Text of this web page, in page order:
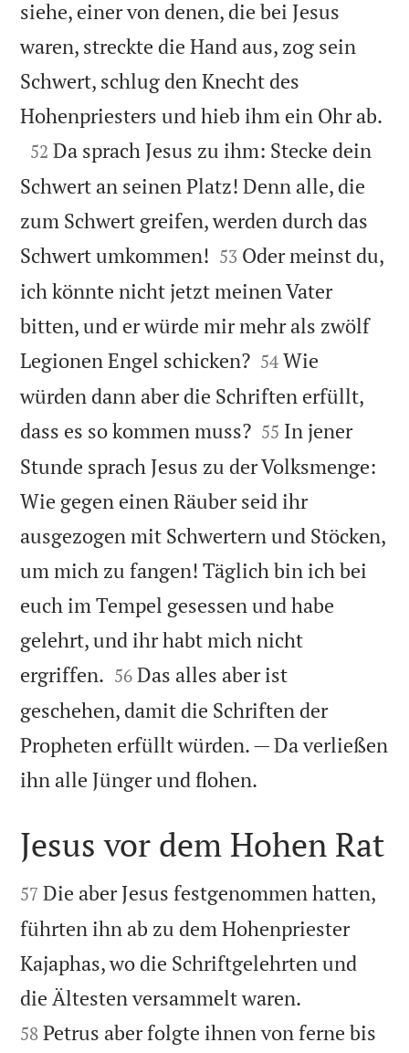
siehe, einer von denen, die bei Jesus
waren, streckte die Hand aus, zog sein
Schwert, schlug den Knecht des
Hohenpriesters und hieb ihm ein Ohr ab.

52 Da sprach Jesus zu ihm: Stecke dein
Schwert an seinen Platz! Denn alle, die
zum Schwert greifen, werden durch das
Schwert umkommen! 

53 Oder meinst du,
ich könnte nicht jetzt meinen Vater
bitten, und er würde mir mehr als zwölf
Legionen Engel schicken?
54 Wie
würden dann aber die Schriften erfüllt,
dass es so kommen muss?
55 In jener
Stunde sprach Jesus zu der Volksmenge:
Wie gegen einen Räuber seid ihr
ausgezogen mit Schwertern und Stöcken,
um mich zu fangen! Täglich bin ich bei
euch im Tempel gesessen und habe
gelehrt, und ihr habt mich nicht
ergriffen. 

56 Das alles aber ist
geschehen, damit die Schriften der
Propheten erfüllt würden. — Da verließen
ihn alle Jünger und flohen.

Jesus vor dem Hohen Rat

57 Die aber Jesus festgenommen hatten,
führten ihn ab zu dem Hohenpriester
Kajaphas, wo die Schriftgelehrten und
die Ältesten versammelt waren.
58 Petrus aber folgte ihnen von ferne bis